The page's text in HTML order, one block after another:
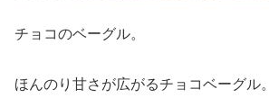
チョコのベーグル。
ほんのり甘さが広がるチョコベーグル。